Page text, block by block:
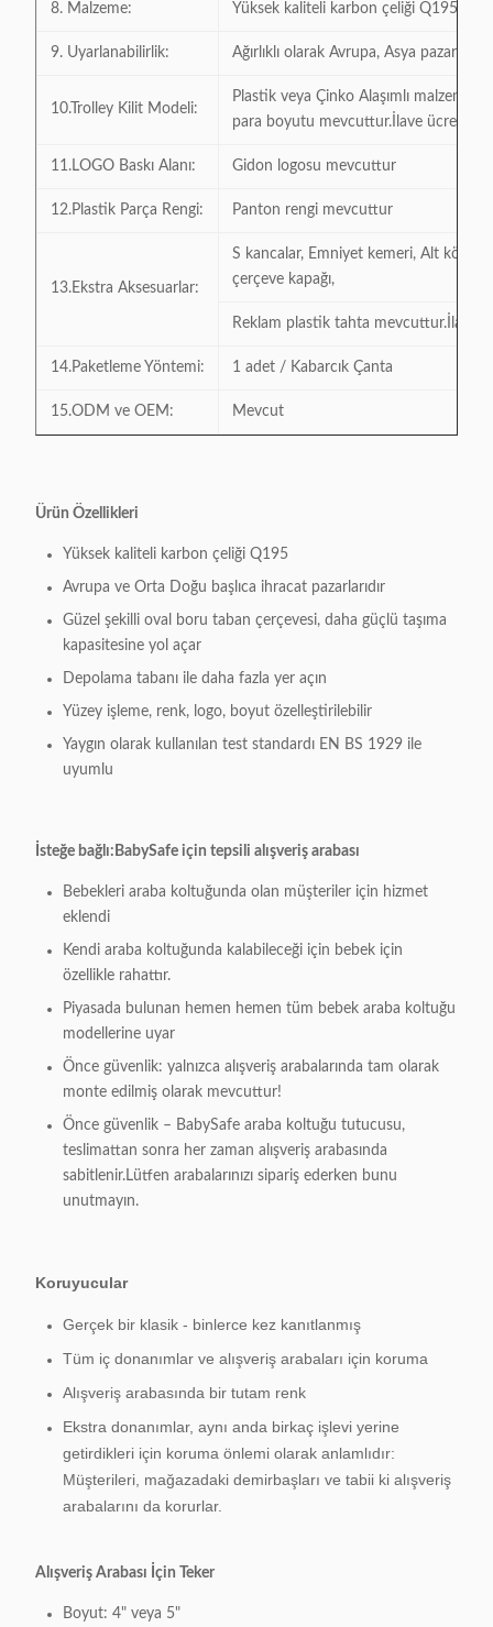
8. Malzeme: Yüksek kaliteli karbon çeliği Q195
9. Uyarlanabilirlik: Ağırlıklı olarak Avrupa, Asya
10.Trolley Kilit Modeli:
Plastik veya Çinko Alaşımlı malzeme
para boyutu mevcuttur.İlave ücret.
11.LOGO Baskı Alanı: Gidon logosu mevcuttur
12.Plastik Parça Rengi: Panton rengi mevcuttur
13.Ekstra Aksesuarlar:
S kancalar, Emniyet kemeri, Alt köşe
çerçeve kapağı,
Reklam plastik tahta mevcuttur.İlave
14.Paketleme Yöntemi: 1 adet / Kabarcık Çanta
15.ODM ve OEM: Mevcut
Ürün Özellikleri
Yüksek kaliteli karbon çeliği Q195
Avrupa ve Orta Doğu başlıca ihracat pazarlarıdır
Güzel şekilli oval boru taban çerçevesi, daha güçlü taşıma
kapasitesine yol açar
Depolama tabanı ile daha fazla yer açın
Yüzey işleme, renk, logo, boyut özelleştirilebilir
Yaygın olarak kullanılan test standardı EN BS 1929 ile
uyumlu
İsteğe bağlı: BabySafe için tepsili alışveriş arabası
Bebekleri araba koltuğunda olan müşteriler için hizmet
eklendi
Kendi araba koltuğunda kalabileceği için bebek için
özellikle rahattır.
Piyasada bulunan hemen hemen tüm bebek araba koltuğu
modellerine uyar
Önce güvenlik: yalnızca alışveriş arabalarında tam olarak
monte edilmiş olarak mevcuttur!
Önce güvenlik – BabySafe araba koltuğu tutucusu,
teslimattan sonra her zaman alışveriş arabasında
sabitlenir.Lütfen arabalarınızı sipariş ederken bunu
unutmayın.
Koruyucular
Gerçek bir klasik - binlerce kez kanıtlanmış
Tüm iç donanımlar ve alışveriş arabaları için koruma
Alışveriş arabasında bir tutam renk
Ekstra donanımlar, aynı anda birkaç işlevi yerine
getirdikleri için koruma önlemi olarak anlamlıdır:
Müşterileri, mağazadaki demirbaşları ve tabii ki alışveriş
arabalarını da korurlar.
Alışveriş Arabası İçin Teker
Boyut: 4" veya 5"